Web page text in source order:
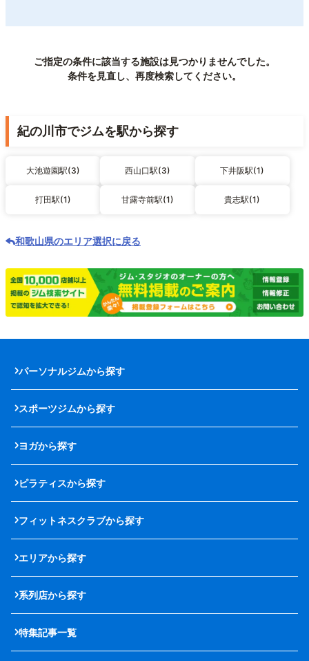
ご指定の条件に該当する施設は見つかりませんでした。
条件を見直し、再度検索してください。
紀の川市でジムを駅から探す
大池遊園駅(3) 西山口駅(3) 下井阪駅(1)
打田駅(1) 甘露寺前駅(1) 貴志駅(1)
和歌山県のエリア選択に戻る
パーソナルジムから探す
スポーツジムから探す
ヨガから探す
ピラティスから探す
フィットネスクラブから探す
エリアから探す
系列店から探す
特集記事一覧